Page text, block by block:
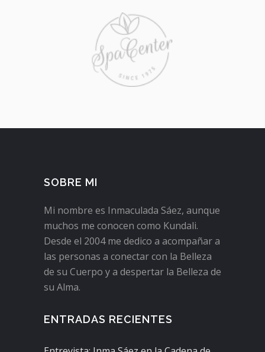
SOBRE MI
Mi nombre es Inmaculada Sáez, aunque
muchos me conocen como Kundali.
Desde el 2004 me dedico a acompañar a
las personas a conectar con la Belleza
de su Cuerpo y a despertar la Belleza de
su Alma.
ENTRADAS RECIENTES